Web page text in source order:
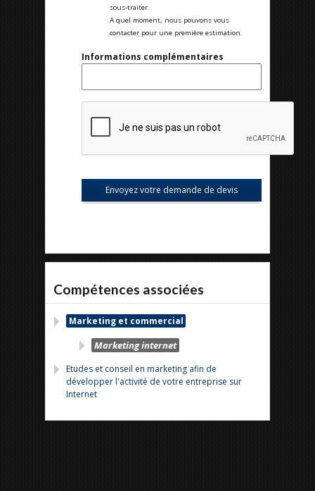
sous-traiter.
A quel moment, nous pouvons vous
contacter pour une première estimation.
Informations complémentaires
Compétences associées
Marketing et commercial
Marketing internet
Etudes et conseil en marketing afin de
développer l'activité de votre entreprise sur
Internet